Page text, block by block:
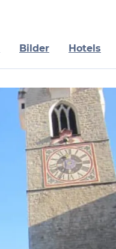
Bilder Hotels